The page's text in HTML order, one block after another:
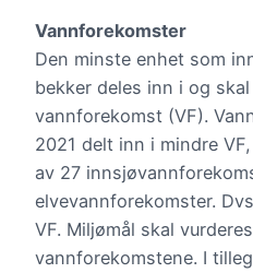
Vannforekomster
Den minste enhet som
bekker deles inn i og
vannforekomst (VF).
2021 delt inn i mindre
av 27
elvevannforekomster.
VF. Miljømål skal
vannforekomstene. I